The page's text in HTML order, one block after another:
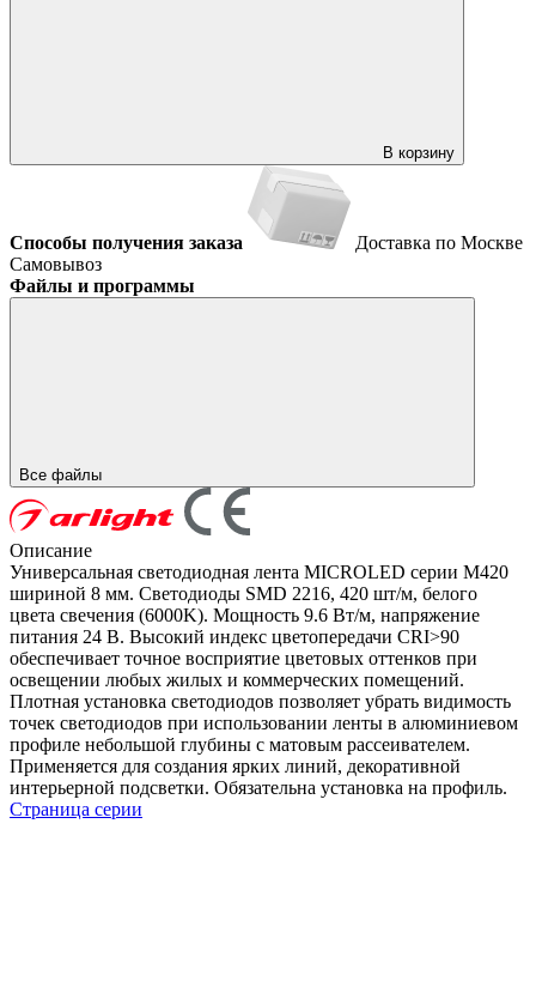
В корзину
Способы получения заказа
Доставка по Москве
Самовывоз
Файлы и программы
Все файлы
Описание
Универсальная светодиодная лента MICROLED серии M420
шириной 8 мм. Светодиоды SMD 2216, 420 шт/м, белого
цвета свечения (6000K). Мощность 9.6 Вт/м, напряжение
питания 24 В. Высокий индекс цветопередачи CRI>90
обеспечивает точное восприятие цветовых оттенков при
освещении любых жилых и коммерческих помещений.
Плотная установка светодиодов позволяет убрать видимость
точек светодиодов при использовании ленты в алюминиевом
профиле небольшой глубины с матовым рассеивателем.
Применяется для создания ярких линий, декоративной
интерьерной подсветки. Обязательна установка на профиль.
Страница серии